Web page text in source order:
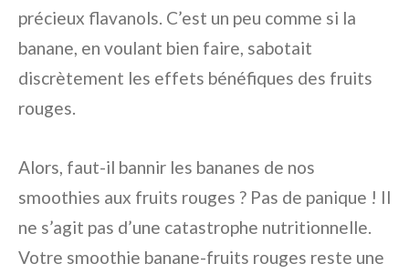
précieux flavanols. C’est un peu comme si la
banane, en voulant bien faire, sabotait
discrètement les effets bénéfiques des fruits
rouges.
Alors, faut-il bannir les bananes de nos
smoothies aux fruits rouges ? Pas de panique ! Il
ne s’agit pas d’une catastrophe nutritionnelle.
Votre smoothie banane-fruits rouges reste une